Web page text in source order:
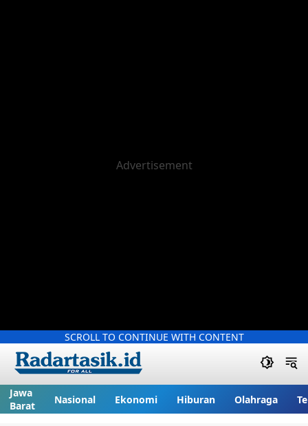
SCROLL TO CONTINUE WITH CONTENT
Jawa
Barat
Nasional Ekonomi Hiburan Olahraga